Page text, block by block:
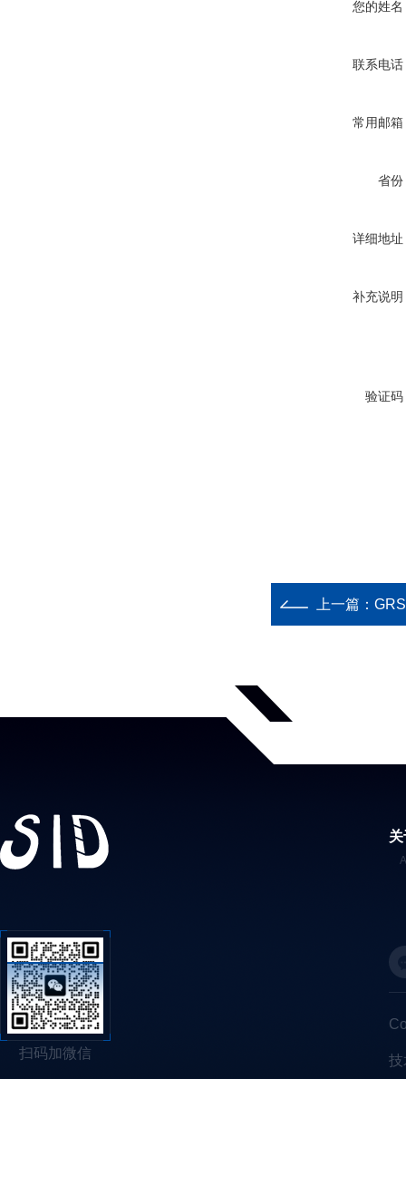
您的姓名
联系电话
常用邮箱
省份
详细地址
补充说明
验证码
上一篇：
扫码加微信 技